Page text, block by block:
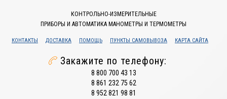
КОНТРОЛЬНО-ИЗМЕРИТЕЛЬНЫЕ
ПРИБОРЫ И АВТОМАТИКА МАНОМЕТРЫ И ТЕРМОМЕТРЫ
КОНТАКТЫ ДОСТАВКА ПОМОЩЬ ПУНКТЫ САМОВЫВОЗА КАРТА САЙТА
Закажите по телефону:
8 800 700 43 13
8 861 232 75 62
8 952 821 98 81